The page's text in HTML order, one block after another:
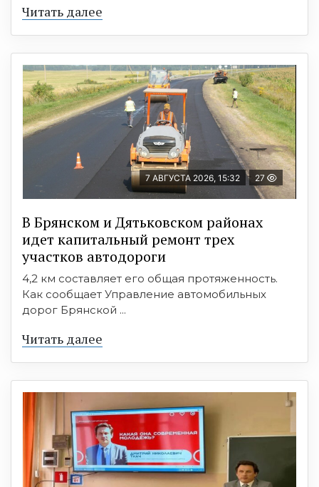
Читать далее
7 АВГУСТА 2026, 15:32 27
В Брянском и Дятьковском районах
идет капитальный ремонт трех
участков автодороги
4,2 км составляет его общая протяженность.
Как сообщает Управление автомобильных
дорог Брянской ...
Читать далее